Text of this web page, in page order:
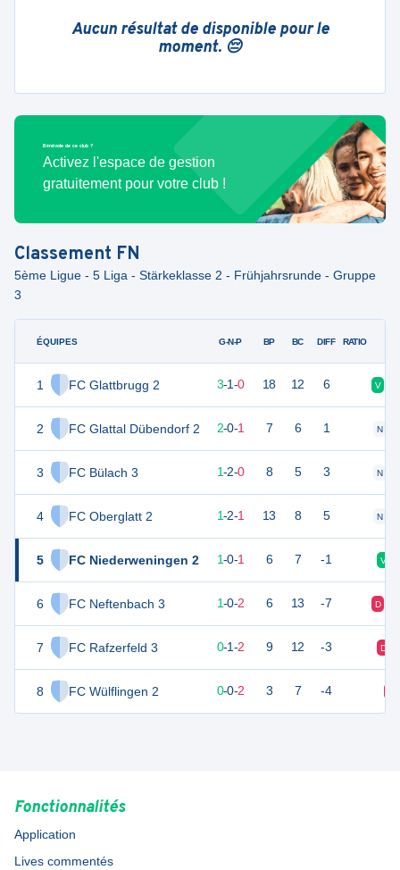
Aucun résultat de disponible pour le
moment. 😔
Bénévole de ce club ?
Activez l'espace de gestion
gratuitement pour votre club !
Classement FN
5ème Ligue - 5 Liga - Stärkeklasse 2 - Frühjahrsrunde - Gruppe
3
ÉQUIPES
1 FC Glattbrugg 2
2 FC Glattal Dübendorf 2
3 FC Bülach 3
4 FC Oberglatt 2
5 FC Niederweningen 2
6 FC Neftenbach 3
7 FC Rafzerfeld 3
8 FC Wülflingen 2
G-N-P BP BC DIFF RATIO
10 3-1-0 18 12 6 V
6 3 2-0-1 7 6 1 N
1-2-0 8 5 3 N
1-2-1 13 8 5 N
3 2 1-0-1 6 7 -1 V
3 1-0-2 6 13 -7 D
0-1-2 9 12 -3 D
0-0-2 3 7 -4
Fonctionnalités
Application
Lives commentés